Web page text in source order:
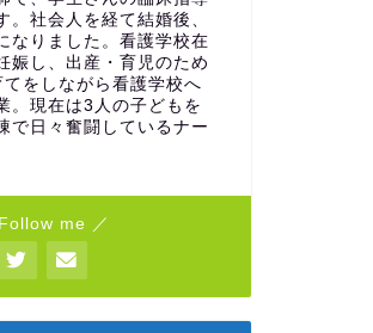
。社会人を経て結婚後、
なりました。看護学校在
娠し、出産・育児のため
をしながら看護学校へ
。現在は3人の子どもを
で日々奮闘しているナー
me ／